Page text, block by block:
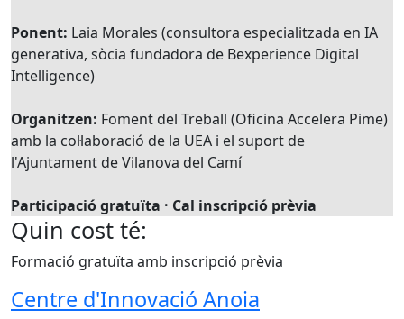
Ponent: Laia Morales (consultora especialitzada en IA
generativa, sòcia fundadora de Bexperience Digital
Intelligence)
Organitzen: Foment del Treball (Oficina Accelera Pime)
amb la col·laboració de la UEA i el suport de
l'Ajuntament de Vilanova del Camí
Participació gratuïta · Cal inscripció prèvia
Quin cost té:
Formació gratuïta amb inscripció prèvia
Centre d'Innovació Anoia